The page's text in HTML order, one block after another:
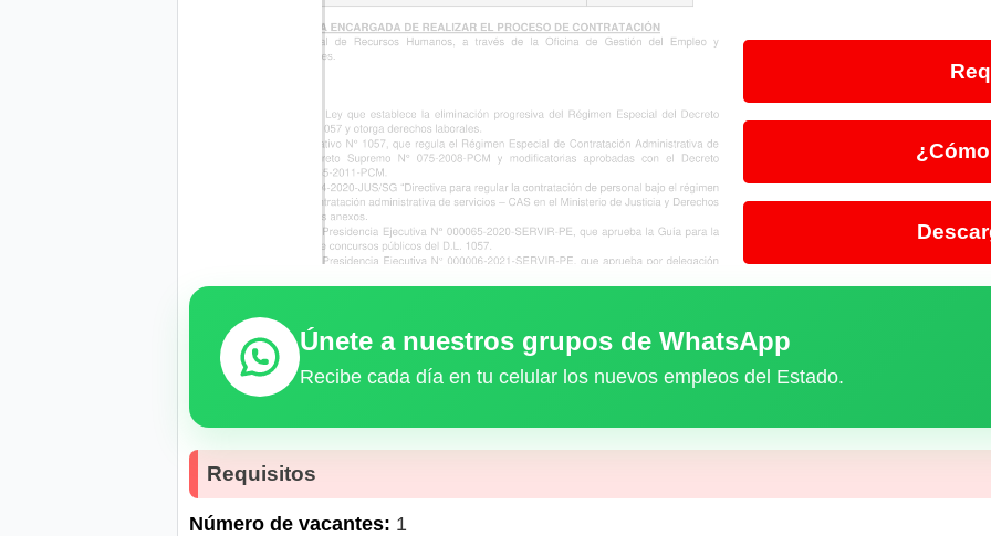
Únete a nuestros grupos de WhatsApp
Recibe cada día en tu celular los nuevos empleos del Estado.
Requisitos
Número de vacantes: 1